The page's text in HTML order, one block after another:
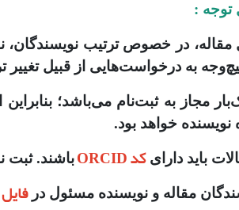
توجه :
مقاله، در خصوص ترتیب
به درخواست‌هایی از قبیل
مجاز به ثبت‌نام می‌باشد؛
نویسنده خواهد بود.
باید دارایکد ORCID باشند. ثبت